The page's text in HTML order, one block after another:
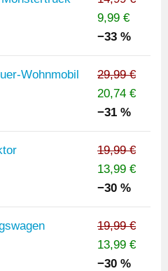
9,99 €
−33 %
Wohnmobil
29,99 €
20,74 €
−31 %
19,99 €
13,99 €
−30 %
19,99 €
13,99 €
−30 %